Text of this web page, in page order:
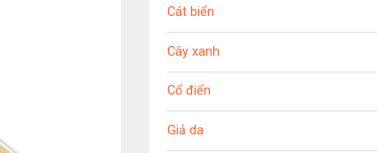
Cát biển
Cây xanh
Cổ điển
Giả da